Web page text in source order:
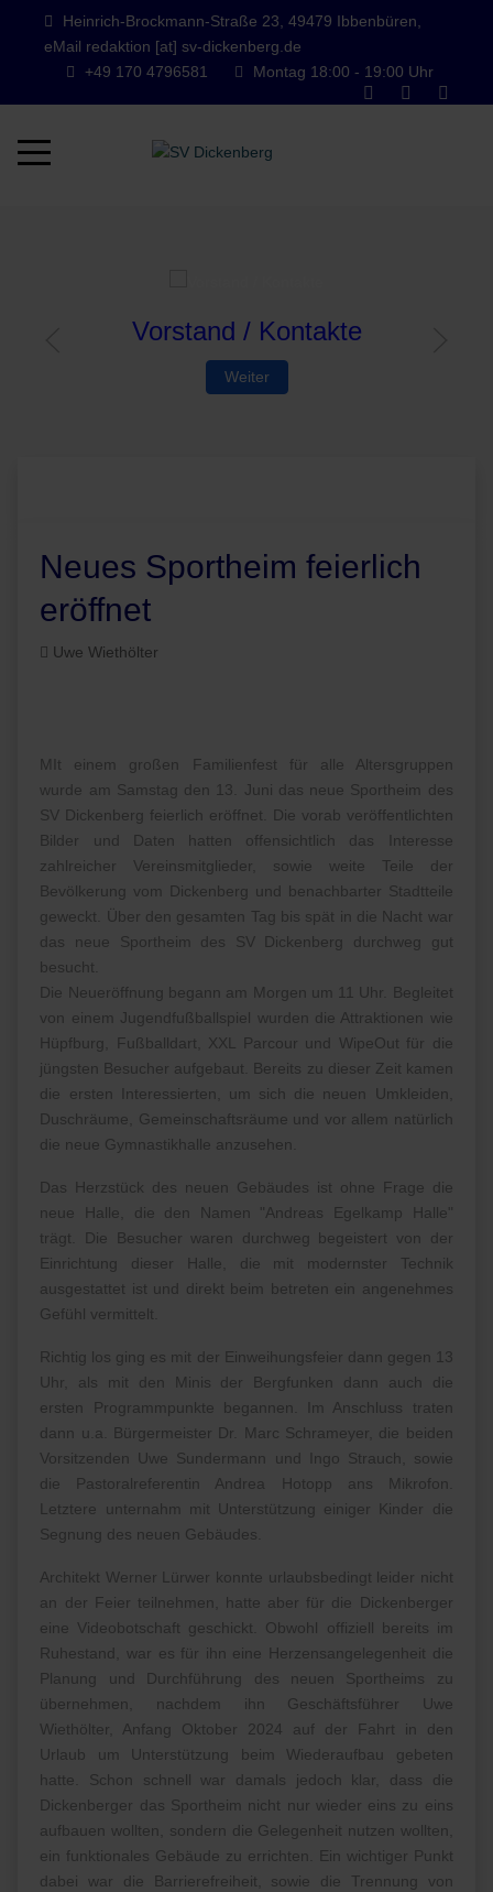
Heinrich-Brockmann-Straße 23, 49479 Ibbenbüren,
eMail redaktion [at] sv-dickenberg.de
+49 170 4796581
Montag 18:00 - 19:00 Uhr
Mobile Menu Toggle
Fotogalerie
Neues Sportheim feierlich
eröffnet
Uwe Wiethölter
MIt einem großen Familienfest für alle Altersgruppen
wurde am Samstag den 13. Juni das neue Sportheim des
SV Dickenberg feierlich eröffnet. Die vorab veröffentlichten
Bilder und Daten hatten offensichtlich das Interesse
zahlreicher Vereinsmitglieder, sowie weite Teile der
Bevölkerung vom Dickenberg und benachbarter Stadtteile
geweckt. Über den gesamten Tag bis spät in die Nacht war
das neue Sportheim des SV Dickenberg durchweg gut
besucht.
Die Neueröffnung begann am Morgen um 11 Uhr. Begleitet
von einem Jugendfußballspiel wurden die Attraktionen wie
Hüpfburg, Fußballdart, XXL Parcour und WipeOut für die
jüngsten Besucher aufgebaut. Bereits zu dieser Zeit kamen
die ersten Interessierten, um sich die neuen Umkleiden,
Duschräume, Gemeinschaftsräume und vor allem natürlich
die neue Gymnastikhalle anzusehen.
Das Herzstück des neuen Gebäudes ist ohne Frage die
neue Halle, die den Namen "Andreas Egelkamp Halle"
trägt. Die Besucher waren durchweg begeistert von der
Einrichtung dieser Halle, die mit modernster Technik
ausgestattet ist und direkt beim betreten ein angenehmes
Gefühl vermittelt.
Richtig los ging es mit der Einweihungsfeier dann gegen 13
Uhr, als mit den Minis der Bergfunken dann auch die
ersten Programmpunkte begannen. Im Anschluss traten
dann u.a. Bürgermeister Dr. Marc Schrameyer, die beiden
Vorsitzenden Uwe Sundermann und Ingo Strauch, sowie
die Pastoralreferentin Andrea Hotopp ans Mikrofon.
Letztere unternahm mit Unterstützung einiger Kinder die
Segnung des neuen Gebäudes.
Architekt Werner Lürwer konnte urlaubsbedingt leider nicht
an der Feier teilnehmen, hatte aber für die Dickenberger
eine Videobotschaft geschickt. Obwohl offiziell bereits im
Ruhestand, war es für ihn eine Herzensangelegenheit die
Planung und Durchführung des neuen Sportheims zu
übernehmen, nachdem ihn Geschäftsführer Uwe
Wiethölter, Anfang Oktober 2024 auf der Fahrt in den
Urlaub um Unterstützung beim Wiederaufbau gebeten
hatte. Schon schnell war damals jedoch klar, dass die
Dickenberger das Sportheim nicht nur wieder eins zu eins
aufbauen wollten, sondern die Gelegenheit nutzen wollten,
ein funktionales Gebäude zu errichten. Ein wichtiger Punkt
dabei war die Barrierefreiheit, sowie die Trennung von